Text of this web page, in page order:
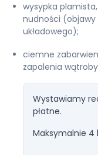
wysypka
nudności
układowego);
ciemne
zapalenia
Wystawiamy
płatne.
Maksymalnie 4